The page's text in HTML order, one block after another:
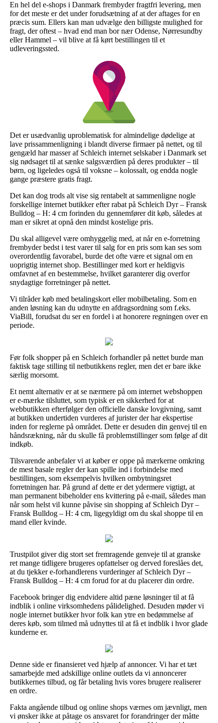
En hel del e-shops i Danmark frembyder fragtfri levering, men
for det meste er det under forudsætning af at der aftages for en
præcis sum. Ellers kan man udvælge den billigste mulighed for
fragt, der oftest – hvad end man bor nær Odense, Nørresundby
eller Hammel – vil blive at få kørt bestillingen til et
udleveringssted.
Det er usædvanlig uproblematisk for almindelige dødelige at
lave prissammenligning i blandt diverse firmaer på nettet, og til
gengæld har masser af Schleich internet selskaber i Danmark set
sig nødsaget til at sænke salgsværdien på deres produkter – til
børn, og ligeledes også til voksne – kolossalt, og endda nogle
gange præstere gratis fragt.
Det kan dog trods alt vise sig rentabelt at sammenligne nogle
forskellige internet butikker efter rabat på Schleich Dyr – Fransk
Bulldog – H: 4 cm forinden du gennemfører dit køb, således at
man er sikret at opnå den mindst kostelige pris.
Du skal alligevel være omhyggelig med, at når en e-forretning
frembyder bedst i test varer til salg for en pris som kan ses som
overordentlig favorabel, burde det ofte være et signal om en
uoprigtig internet shop. Bestillinger med kort er heldigvis
omfavnet af en bestemmelse, hvilket garanterer dig overfor
snydagtige forretninger på nettet.
Vi tilråder køb med betalingskort eller mobilbetaling. Som en
anden løsning kan du udnytte en afdragsordning som f.eks.
ViaBill, forudsat du ser en fordel i at honorere regningen over en
periode.
Før folk shopper på en Schleich forhandler på nettet burde man
faktisk tage stilling til netbutikkens regler, men det er bare ikke
særlig morsomt.
Et nemt alternativ er at se nærmere på om internet webshoppen
er e-mærke tilsluttet, som typisk er en sikkerhed for at
webbutikken efterfølger den officielle danske lovgivning, samt
at butikken undertiden vurderes af jurister der har ekspertise
inden for reglerne på området. Dette er desuden din genvej til en
håndsrækning, når du skulle få problemstillinger som følge af dit
indkøb.
Tilsvarende anbefaler vi at køber er oppe på mærkerne omkring
de mest basale regler der kan spille ind i forbindelse med
bestillingen, som eksempelvis hvilken ombytningsret
forretningen har. På grund af dette er det ydermere vigtigt, at
man permanent bibeholder ens kvittering på e-mail, således man
når som helst vil kunne påvise sin shopping af Schleich Dyr –
Fransk Bulldog – H: 4 cm, ligegyldigt om du skal shoppe til en
mand eller kvinde.
Trustpilot giver dig stort set fremragende genveje til at granske
ret mange tidligere brugeres opfattelser og derved foreslåes det,
at du tjekker e-forhandlerens vurderinger af Schleich Dyr –
Fransk Bulldog – H: 4 cm forud for at du placerer din ordre.
Facebook bringer dig endvidere altid pæne løsninger til at få
indblik i online virksomhedens pålidelighed. Desuden møder vi
nogle internet butikker hvor folk kan ytre en bedømmelse af
deres køb, som tilmed må udnyttes til at få et indblik i hvor glade
kunderne er.
Denne side er finansieret ved hjælp af annoncer. Vi har et tæt
samarbejde med adskillige online outlets da vi annoncerer
butikkernes tilbud, og får betaling hvis vores brugere realiserer
en ordre.
Fakta angående tilbud og online shops værnes om jævnligt, men
vi ønsker ikke at påtage os ansvaret for forandringer der måtte